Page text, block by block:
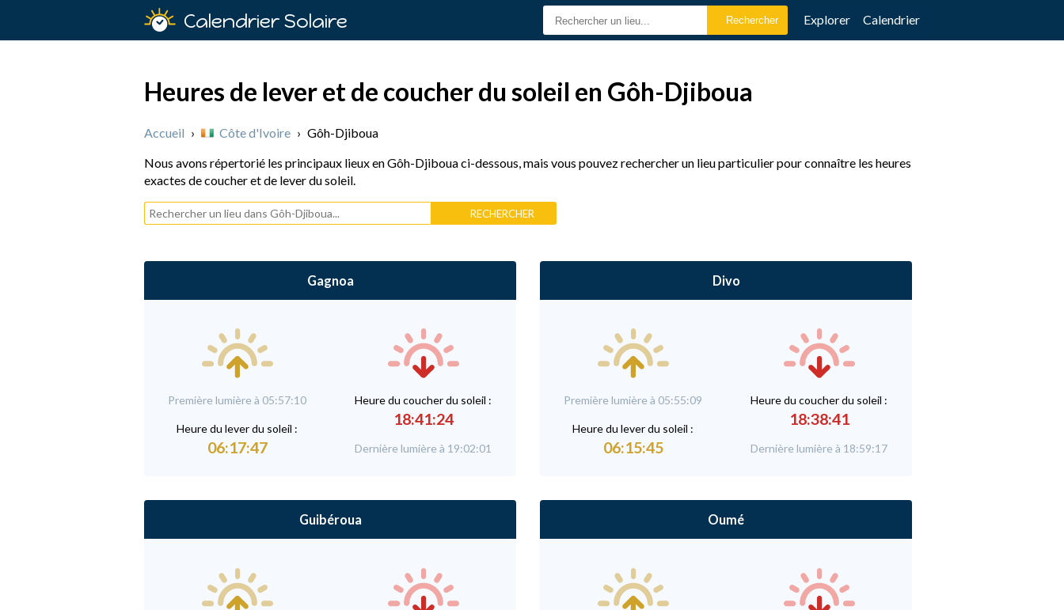
Calendrier Solaire Explorer Calendrier
Heures de lever et de coucher du soleil en Gôh-Djiboua
Accueil › Côte d'Ivoire › Gôh-Djiboua
Nous avons répertorié les principaux lieux en Gôh-Djiboua ci-dessous, mais vous pouvez rechercher un lieu particulier pour connaître les heures
exactes de coucher et de lever du soleil.
Gagnoa
Première lumière à 05:57:10
Heure du lever du soleil :
06:17:47
Heure du coucher du soleil :
18:41:24
Dernière lumière à 19:02:01
Divo
Première lumière à 05:55:09
Heure du lever du soleil :
06:15:45
Heure du coucher du soleil :
18:38:41
Dernière lumière à 18:59:17
Guibéroua Oumé